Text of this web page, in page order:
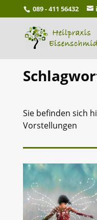
089 - 411 56432
Sie befinden sich
Vorstellungen